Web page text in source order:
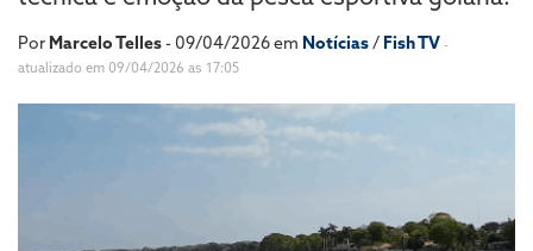
Por Marcelo Telles- 09/04/2026 em Notícias/ Fish TV -
atualizado em 09/04/2026 as 17:05